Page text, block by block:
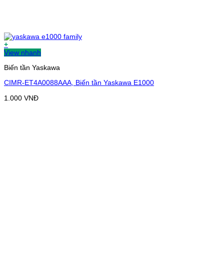
+
View nhanh
Biến tần Yaskawa
CIMR-ET4A0088AAA, Biến tần Yaskawa E1000
1.000 VNĐ